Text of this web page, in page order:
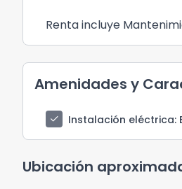
Renta incluye
Amenidades y
check Instalación eléctrica:
Ubicación